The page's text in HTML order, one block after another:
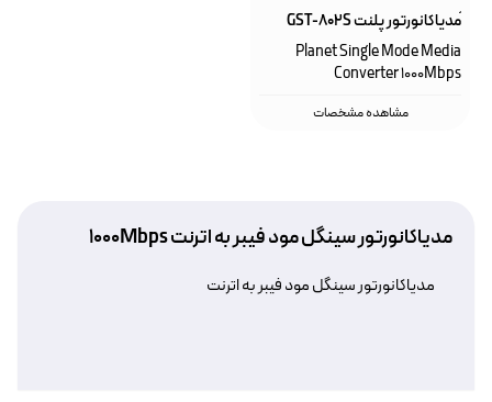
ًمدیاکانورتور پلنت GST-802S
Planet Single Mode Media
Converter 1000Mbps
مشاهده مشخصات
مدیاکانورتور سینگل مود فیبر به اترنت 1000Mbps
مدیاکانورتور سینگل مود فیبر به اترنت